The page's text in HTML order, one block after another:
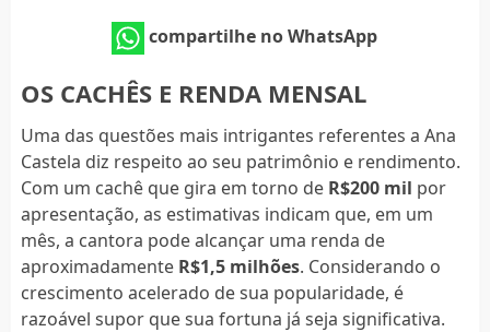
compartilhe no WhatsApp
OS CACHÊS E RENDA MENSAL
Uma das questões mais intrigantes referentes a Ana
Castela diz respeito ao seu patrimônio e rendimento.
Com um cachê que gira em torno de R$200 mil por
apresentação, as estimativas indicam que, em um
mês, a cantora pode alcançar uma renda de
aproximadamente R$1,5 milhões. Considerando o
crescimento acelerado de sua popularidade, é
razoável supor que sua fortuna já seja significativa.